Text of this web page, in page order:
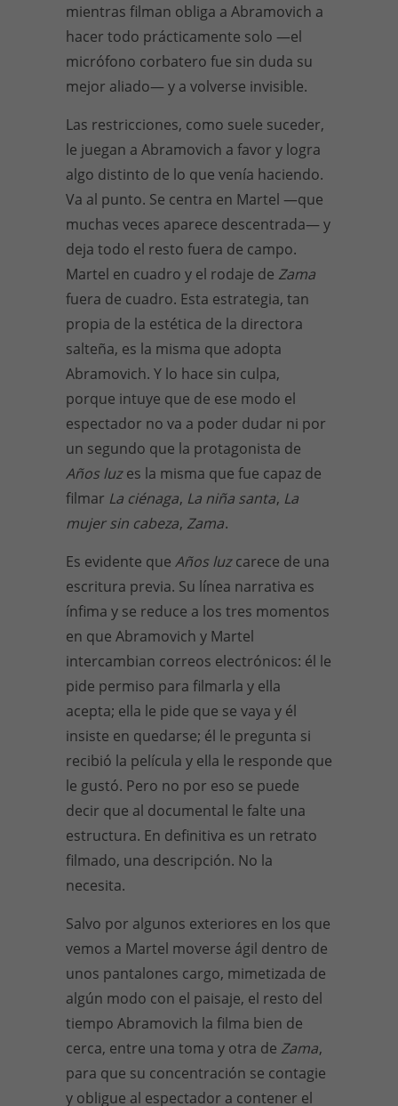
mientras filman obliga a Abramovich a
hacer todo prácticamente solo —el
micrófono corbatero fue sin duda su
mejor aliado— y a volverse invisible.
Las restricciones, como suele suceder,
le juegan a Abramovich a favor y logra
algo distinto de lo que venía haciendo.
Va al punto. Se centra en Martel —que
muchas veces aparece descentrada— y
deja todo el resto fuera de campo.
Martel en cuadro y el rodaje de Zama
fuera de cuadro. Esta estrategia, tan
propia de la estética de la directora
salteña, es la misma que adopta
Abramovich. Y lo hace sin culpa,
porque intuye que de ese modo el
espectador no va a poder dudar ni por
un segundo que la protagonista de
Años luzes la misma que fue capaz de
filmar La ciénaga, La niña santa, La
mujer sin cabeza, Zama.
Es evidente que Años luzcarece de una
escritura previa. Su línea narrativa es
ínfima y se reduce a los tres momentos
en que Abramovich y Martel
intercambian correos electrónicos: él le
pide permiso para filmarla y ella
acepta; ella le pide que se vaya y él
insiste en quedarse; él le pregunta si
recibió la película y ella le responde que
le gustó. Pero no por eso se puede
decir que al documental le falte una
estructura. En definitiva es un retrato
filmado, una descripción. No la
necesita.
Salvo por algunos exteriores en los que
vemos a Martel moverse ágil dentro de
unos pantalones cargo, mimetizada de
algún modo con el paisaje, el resto del
tiempo Abramovich la filma bien de
cerca, entre una toma y otra de Zama,
para que su concentración se contagie
y obligue al espectador a contener el